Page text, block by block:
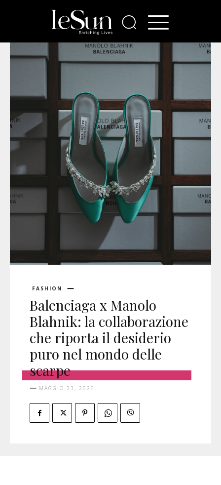
FASHION
Balenciaga x Manolo
Blahnik: la collaborazione
che riporta il desiderio
puro nel mondo delle
scarpe
MAGGIO 23, 2026